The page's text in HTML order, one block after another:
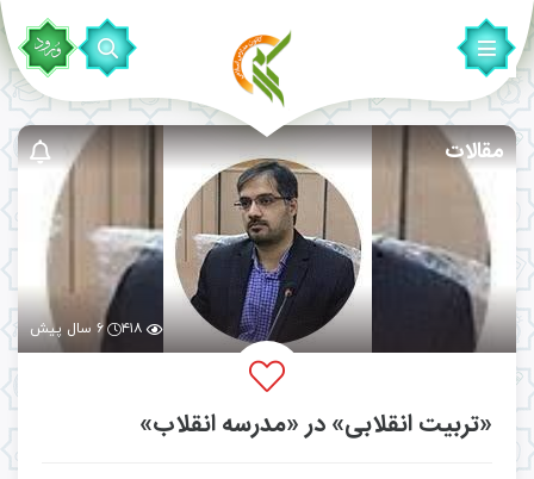
مقالات
۴۱۸ ۶ سال پیش
«تربیت انقلابی» در «مدرسه انقلاب»